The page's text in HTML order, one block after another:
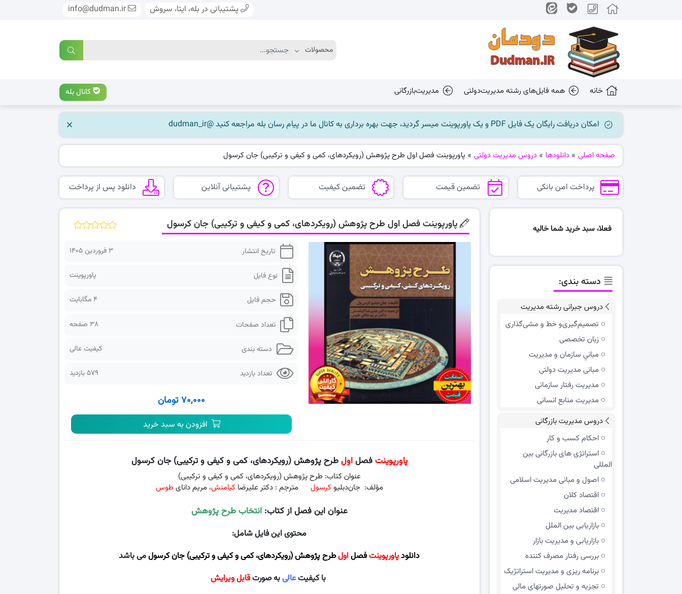
پشتیبانی در بله، ایتا، سروش info@dudman.ir
خانه همه فایل‌های رشته مدیریت‌دولتی مدیریت‌بازرگانی کانال بله
امکان دریافت رایگان یک فایل PDF و یک پاورپوینت میسر گردید، جهت بهره برداری به کانال ما در پیام رسان بله مراجعه کنید @dudman_ir
صفحه اصلی » دانلودها » دروس مدیریت دولتی » پاورپوینت فصل اول طرح پژوهش (رویکردهای، کمی و کیفی و ترکیبی) جان کرسول
پرداخت امن بانکی تضمین قیمت تضمین کیفیت پشتیبانی آنلاین دانلود پس از پرداخت
پاورپوینت فصل اول طرح پژوهش (رویکردهای، کمی و کیفی و ترکیبی) جان کرسول
تاریخ انتشار 3 فروردین 1405
نوع فایل پاورپوینت
حجم فایل 4 مگابایت
تعداد صفحات 38 صفحه
دسته بندی کیفیت عالی
تعداد بازدید 579 بازدید
۷۰,۰۰۰ تومان
افزودن به سبد خرید
پاورپوینتفصلاولطرح پژوهش (رویکردهای، کمی و کیفی و ترکیبی) جان کرسول
عنوان کتاب: طرح پژوهش (رویکردهای، کمی و کیفی و ترکیبی)
مؤلف: جان‌دبلیوکرسول مترجم :دکتر علیرضاکیامنش، مریم دانای طوس
عنوان این فصل از کتاب:انتخاب طرح پژوهش
محتوی این فایل شامل:
دانلودپاورپوینتفصلاولطرح پژوهش (رویکردهای، کمی و کیفی و ترکیبی) جان کرسولمی باشد
با کیفیتعالیبه صورتقابل ویرایش
فعلا، سبد خرید شما خالیه
دسته بندی:
دروس جبرانی رشته مدیریت
تصمیم‌گیری‌و خط و مشی‌گذاری
زبان تخصصی
مباني سازمان و مديريت
مبانی مدیریت دولتی
مدیریت رفتار سازمانی
مدیریت منابع انسانی
دروس مدیریت بازرگانی
احکام کسب و کار
استراتژی های بازرگانی بین
المللی
اصول و مبانی مدیریت اسلامی
اقتصاد کلان
اقتصاد مدیریت
بازاریابی بین الملل
بازاریابی و مدیریت بازار
بررسی رفتار مصرف کننده
برنامه ریزی و مدیریت استراتژیک
تجزیه و تحلیل صورتهای مالی